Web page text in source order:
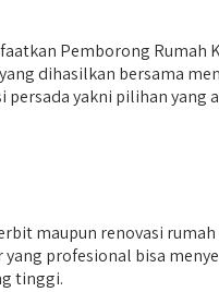
Pemborong Rumah
dihasilkan bersama
yakni pilihan yang
maupun renovasi
profesional bisa
tinggi.